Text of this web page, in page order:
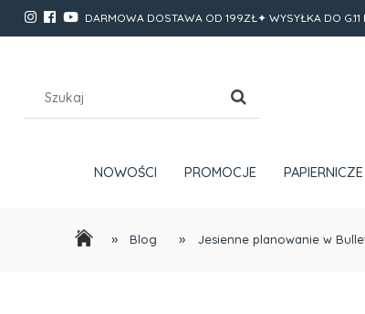
DARMOWA DOSTAWA OD 199ZŁ✦ WYSYŁKA DO
NOWOŚCI PROMOCJE PAPIERNICZE
» Blog » Jesienne planowanie w